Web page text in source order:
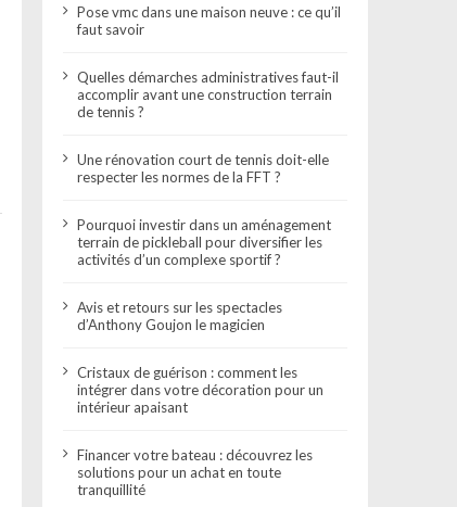
Pose vmc dans une maison neuve : ce qu’il
faut savoir
Quelles démarches administratives faut-il
accomplir avant une construction terrain
de tennis ?
Une rénovation court de tennis doit-elle
respecter les normes de la FFT ?
Pourquoi investir dans un aménagement
terrain de pickleball pour diversifier les
activités d’un complexe sportif ?
Avis et retours sur les spectacles
d’Anthony Goujon le magicien
Cristaux de guérison : comment les
intégrer dans votre décoration pour un
intérieur apaisant
Financer votre bateau : découvrez les
solutions pour un achat en toute
tranquillité